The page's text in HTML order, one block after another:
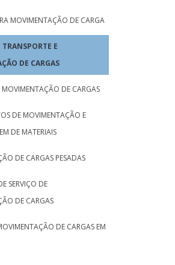
MOVIMENTAÇÃO DE CARGA
TRANSPORTE E
DE CARGAS
MOVIMENTAÇÃO DE CARGAS
DE MOVIMENTAÇÃO E
DE MATERIAIS
DE CARGAS PESADAS
SERVIÇO DE
DE CARGAS
DE CARGAS EM